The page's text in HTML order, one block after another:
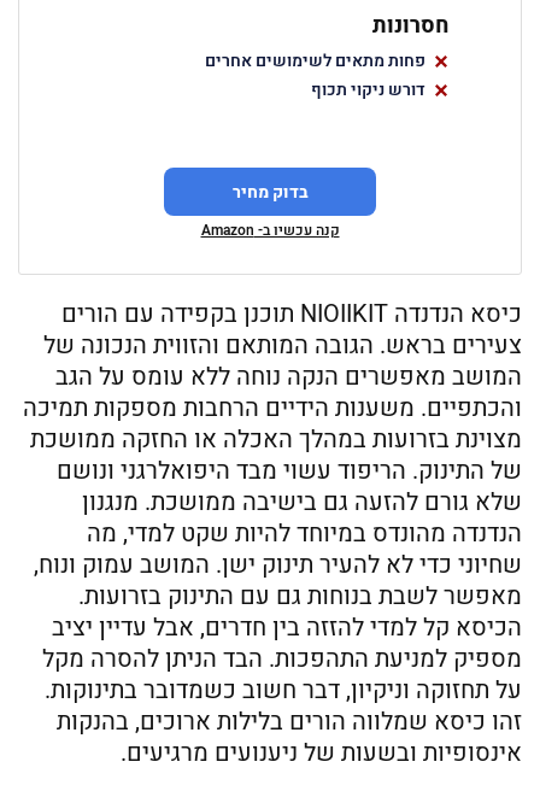
חסרונות
פחות מתאים לשימושים אחרים
דורש ניקוי תכוף
בדוק מחיר
קנה עכשיו ב- Amazon
כיסא הנדנדה NIOIIKIT תוכנן בקפידה עם הורים
צעירים בראש. הגובה המותאם והזווית הנכונה של
המושב מאפשרים הנקה נוחה ללא עומס על הגב
והכתפיים. משענות הידיים הרחבות מספקות תמיכה
מצוינת בזרועות במהלך האכלה או החזקה ממושכת
של התינוק. הריפוד עשוי מבד היפואלרגני ונושם
שלא גורם להזעה גם בישיבה ממושכת. מנגנון
הנדנדה מהונדס במיוחד להיות שקט למדי, מה
שחיוני כדי לא להעיר תינוק ישן. המושב עמוק ונוח,
מאפשר לשבת בנוחות גם עם התינוק בזרועות.
הכיסא קל למדי להזזה בין חדרים, אבל עדיין יציב
מספיק למניעת התהפכות. הבד הניתן להסרה מקל
על תחזוקה וניקיון, דבר חשוב כשמדובר בתינוקות.
זהו כיסא שמלווה הורים בלילות ארוכים, בהנקות
אינסופיות ובשעות של ניענועים מרגיעים.